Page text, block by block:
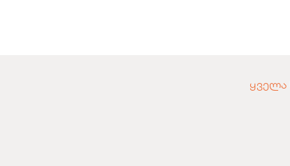
ყველა